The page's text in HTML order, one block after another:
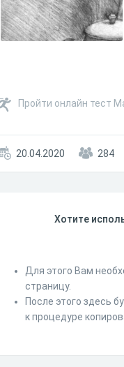
Пройти онлайн тест
20.04.2020 284
Хотите
Для этого Вам
страницу.
После этого здесь
к процедуре